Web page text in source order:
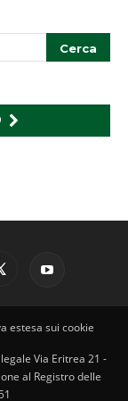
estesa sui cookie
Via Eritrea 21 -
al Registro delle